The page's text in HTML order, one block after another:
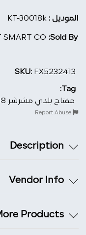
الموديل : KT-30018k
Sold By:
SMART CO
SKU: FX5232413
Tag:
مفتاح بلدي مشرشر 18 مم مع غطاء مطاطي KINGTUL
Description
Vendor Info
Products